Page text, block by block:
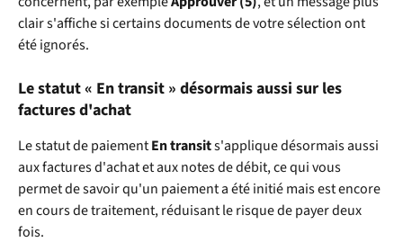
clair s'affiche si certains documents de votre sélection ont
été ignorés.
Le statut « En transit » désormais aussi sur les
factures d'achat
Le statut de paiement En transit s'applique désormais aussi
aux factures d'achat et aux notes de débit, ce qui vous
permet de savoir qu'un paiement a été initié mais est encore
en cours de traitement, réduisant le risque de payer deux
fois.